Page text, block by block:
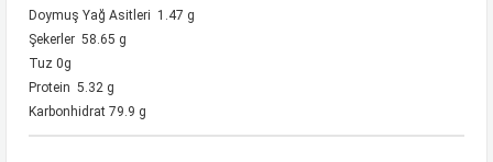
Doymuş Yağ Asitleri 1.47 g
Şekerler 58.65 g
Tuz 0g
Protein 5.32 g
Karbonhidrat 79.9 g